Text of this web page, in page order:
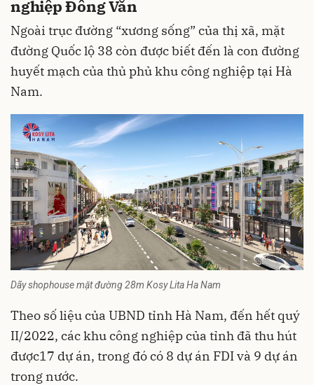
nghiệp Đồng Văn
Ngoài trục đường “xương sống” của thị xã, mặt
đường Quốc lộ 38 còn được biết đến là con đường
huyết mạch của thủ phủ khu công nghiệp tại Hà
Nam.
Dãy shophouse mặt đường 28m Kosy Lita Ha Nam
Theo số liệu của UBND tỉnh Hà Nam, đến hết quý
II/2022, các khu công nghiệp của tỉnh đã thu hút
được17 dự án, trong đó có 8 dự án FDI và 9 dự án
trong nước.